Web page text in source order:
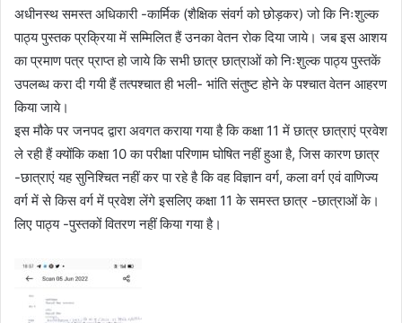
अधीनस्थ समस्त अधिकारी -कार्मिक (शैक्षिक संवर्ग को छोड़कर) जो कि निःशुल्क
पाठ्य पुस्तक प्रक्रिया में सम्मिलित हैं उनका वेतन रोक दिया जाये। जब इस आशय
का प्रमाण पत्र प्राप्त हो जाये कि सभी छात्र छात्राओं को निःशुल्क पाठ्य पुस्तकें
उपलब्ध करा दी गयी हैं तत्पश्चात ही भली- भांति संतुष्ट होने के पश्चात वेतन आहरण
किया जाये।
इस मौके पर जनपद द्वारा अवगत कराया गया है कि कक्षा 11 में छात्र छात्राएं प्रवेश
ले रही हैं क्योंकि कक्षा 10 का परीक्षा परिणाम घोषित नहीं हुआ है, जिस कारण छात्र
-छात्राएं यह सुनिश्चित नहीं कर पा रहे है कि वह विज्ञान वर्ग, कला वर्ग एवं वाणिज्य
वर्ग में से किस वर्ग में प्रवेश लेंगे इसलिए कक्षा 11 के समस्त छात्र -छात्राओं के।
लिए पाठ्य -पुस्तकों वितरण नहीं किया गया है।